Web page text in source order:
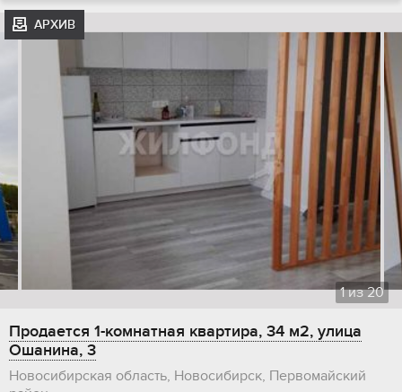
АРХИВ
1из20
Продается 1-комнатная квартира, 34 м2, улица
Ошанина, 3
Новосибирская область, Новосибирск, Первомайский